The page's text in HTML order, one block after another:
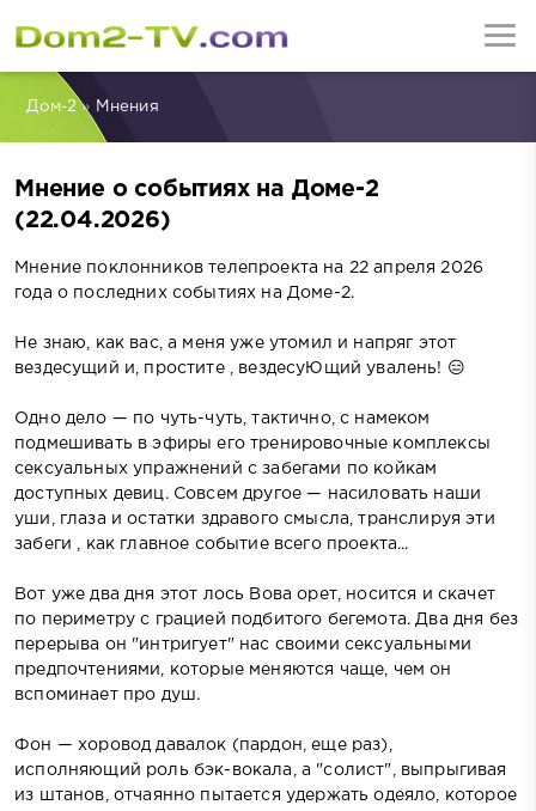
Дом-2» Мнения
Мнение о событиях на Доме-2
(22.04.2026)
Мнение поклонников телепроекта на 22 апреля 2026
года о последних событиях на Доме-2.
Не знаю, как вас, а меня уже утомил и напряг этот
вездесущий и, простите , вездесуЮщий увалень! 😑
Одно дело — по чуть-чуть, тактично, с намеком
подмешивать в эфиры его тренировочные комплексы
сексуальных упражнений с забегами по койкам
доступных девиц. Совсем другое — насиловать наши
уши, глаза и остатки здравого смысла, транслируя эти
забеги , как главное событие всего проекта...
Вот уже два дня этот лось Вова орет, носится и скачет
по периметру с грацией подбитого бегемота. Два дня без
перерыва он "интригует" нас своими сексуальными
предпочтениями, которые меняются чаще, чем он
вспоминает про душ.
Фон — хоровод давалок (пардон, еще раз),
исполняющий роль бэк-вокала, а "солист", выпрыгивая
из штанов, отчаянно пытается удержать одеяло, которое